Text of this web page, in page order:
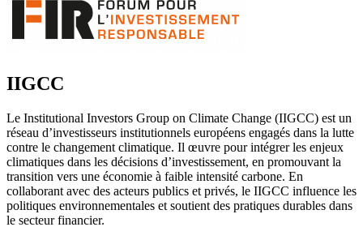
IIGCC
Le Institutional Investors Group on Climate Change (IIGCC) est un
réseau d’investisseurs institutionnels européens engagés dans la lutte
contre le changement climatique. Il œuvre pour intégrer les enjeux
climatiques dans les décisions d’investissement, en promouvant la
transition vers une économie à faible intensité carbone. En
collaborant avec des acteurs publics et privés, le IIGCC influence les
politiques environnementales et soutient des pratiques durables dans
le secteur financier.